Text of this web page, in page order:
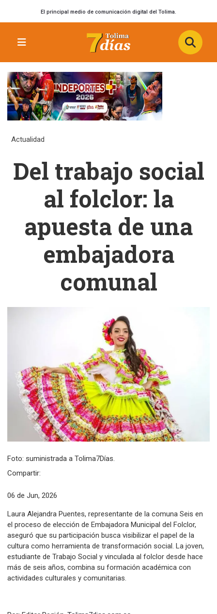
El principal medio de comunicación digital del Tolima.
Actualidad
Del trabajo social
al folclor: la
apuesta de una
embajadora
comunal
Foto: suministrada a Tolima7Días.
Compartir:
06 de Jun, 2026
Laura Alejandra Puentes, representante de la comuna Seis en
el proceso de elección de Embajadora Municipal del Folclor,
aseguró que su participación busca visibilizar el papel de la
cultura como herramienta de transformación social. La joven,
estudiante de Trabajo Social y vinculada al folclor desde hace
más de seis años, combina su formación académica con
actividades culturales y comunitarias.